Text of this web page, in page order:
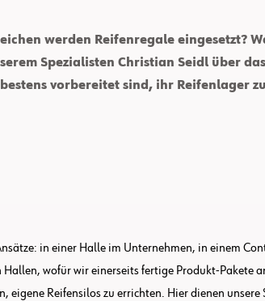
werden Reifenregale eingesetzt?
Spezialisten Christian Seidl über
vorbereitet sind, ihr Reifenlager
in einer Halle im Unternehmen, in einem
wofür wir einerseits fertige Produkt-Pakete
Reifensilos zu errichten. Hier dienen unsere